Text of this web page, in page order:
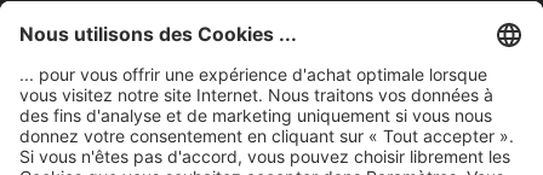
Mentions légales